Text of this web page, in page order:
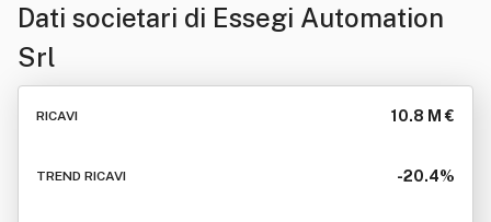
Dati societari di Essegi Automation
Srl
RICAVI 10.8 M €
TREND RICAVI -20.4%